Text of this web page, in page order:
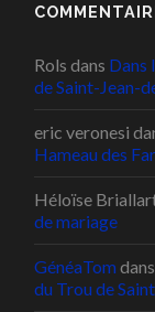
Rols dans Dans
de Saint-Jean-
eric veronesi
Hameau des
Héloïse
de mariage
GénéaTom dans
du Trou de